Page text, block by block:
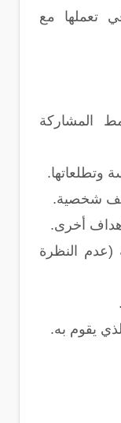
تعملها مع
المشاركة
وتطلعاتها.
شخصية.
أخرى.
(عدم النظرة
يقوم به.